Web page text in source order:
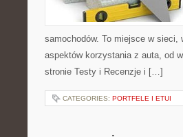
samochodów. To miejsce w
aspektów korzystania z auta, od
stronie Testy i Recenzje i […]
CATEGORIES: PORTFELE I ETUI